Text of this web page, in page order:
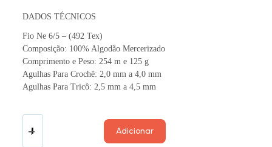
DADOS TÉCNICOS
Fio Ne 6/5 – (492 Tex)
Composição: 100% Algodão Mercerizado
Comprimento e Peso: 254 m e 125 g
Agulhas Para Crochê: 2,0 mm a 4,0 mm
Agulhas Para Tricô: 2,5 mm a 4,5 mm
Adicionar